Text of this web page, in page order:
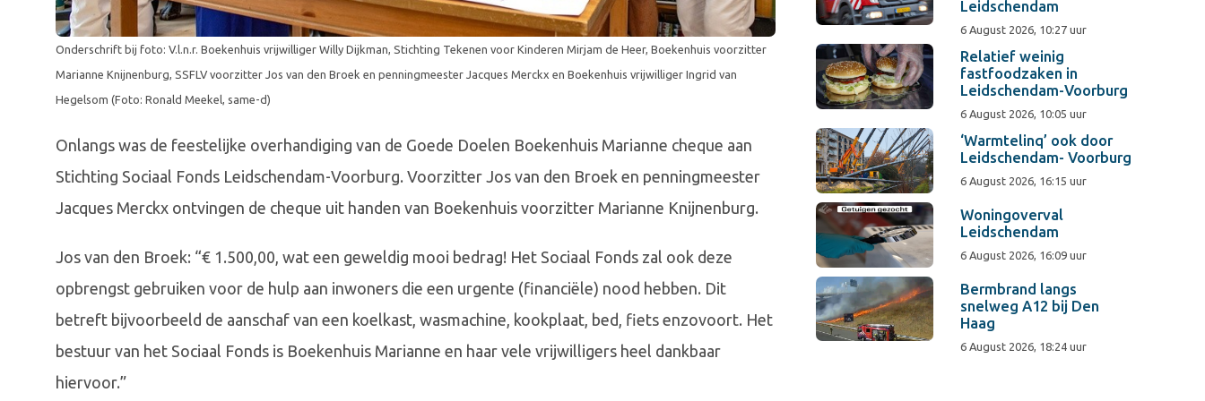
Onderschrift bij foto: V.l.n.r. Boekenhuis vrijwilliger Willy Dijkman, Stichting Tekenen voor Kinderen Mirjam de Heer, Boekenhuis voorzitter
Marianne Knijnenburg, SSFLV voorzitter Jos van den Broek en penningmeester Jacques Merckx en Boekenhuis vrijwilliger Ingrid van
Hegelsom (Foto: Ronald Meekel, same-d)
Onlangs was de feestelijke overhandiging van de Goede Doelen Boekenhuis Marianne cheque aan
Stichting Sociaal Fonds Leidschendam-Voorburg. Voorzitter Jos van den Broek en penningmeester
Jacques Merckx ontvingen de cheque uit handen van Boekenhuis voorzitter Marianne Knijnenburg.
Jos van den Broek: “€ 1.500,00, wat een geweldig mooi bedrag! Het Sociaal Fonds zal ook deze
opbrengst gebruiken voor de hulp aan inwoners die een urgente (financiële) nood hebben. Dit
betreft bijvoorbeeld de aanschaf van een koelkast, wasmachine, kookplaat, bed, fiets enzovoort. Het
bestuur van het Sociaal Fonds is Boekenhuis Marianne en haar vele vrijwilligers heel dankbaar
hiervoor.”
Leidschendam
6 August 2026, 10:27 uur
Relatief weinig
fastfoodzaken in
Leidschendam-Voorburg
6 August 2026, 10:05 uur
‘Warmtelinq’ ook door
Leidschendam- Voorburg
6 August 2026, 16:15 uur
Woningoverval
Leidschendam
6 August 2026, 16:09 uur
Bermbrand langs
snelweg A12 bij Den
Haag
6 August 2026, 18:24 uur